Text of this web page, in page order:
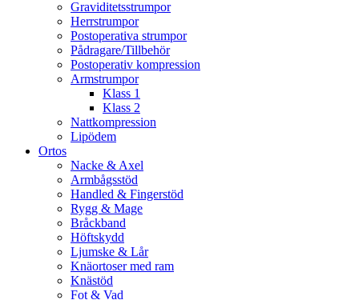
Graviditetsstrumpor
Herrstrumpor
Postoperativa strumpor
Pådragare/Tillbehör
Postoperativ kompression
Armstrumpor
Klass 1
Klass 2
Nattkompression
Lipödem
Ortos
Nacke & Axel
Armbågsstöd
Handled & Fingerstöd
Rygg & Mage
Bråckband
Höftskydd
Ljumske & Lår
Knäortoser med ram
Knästöd
Fot & Vad